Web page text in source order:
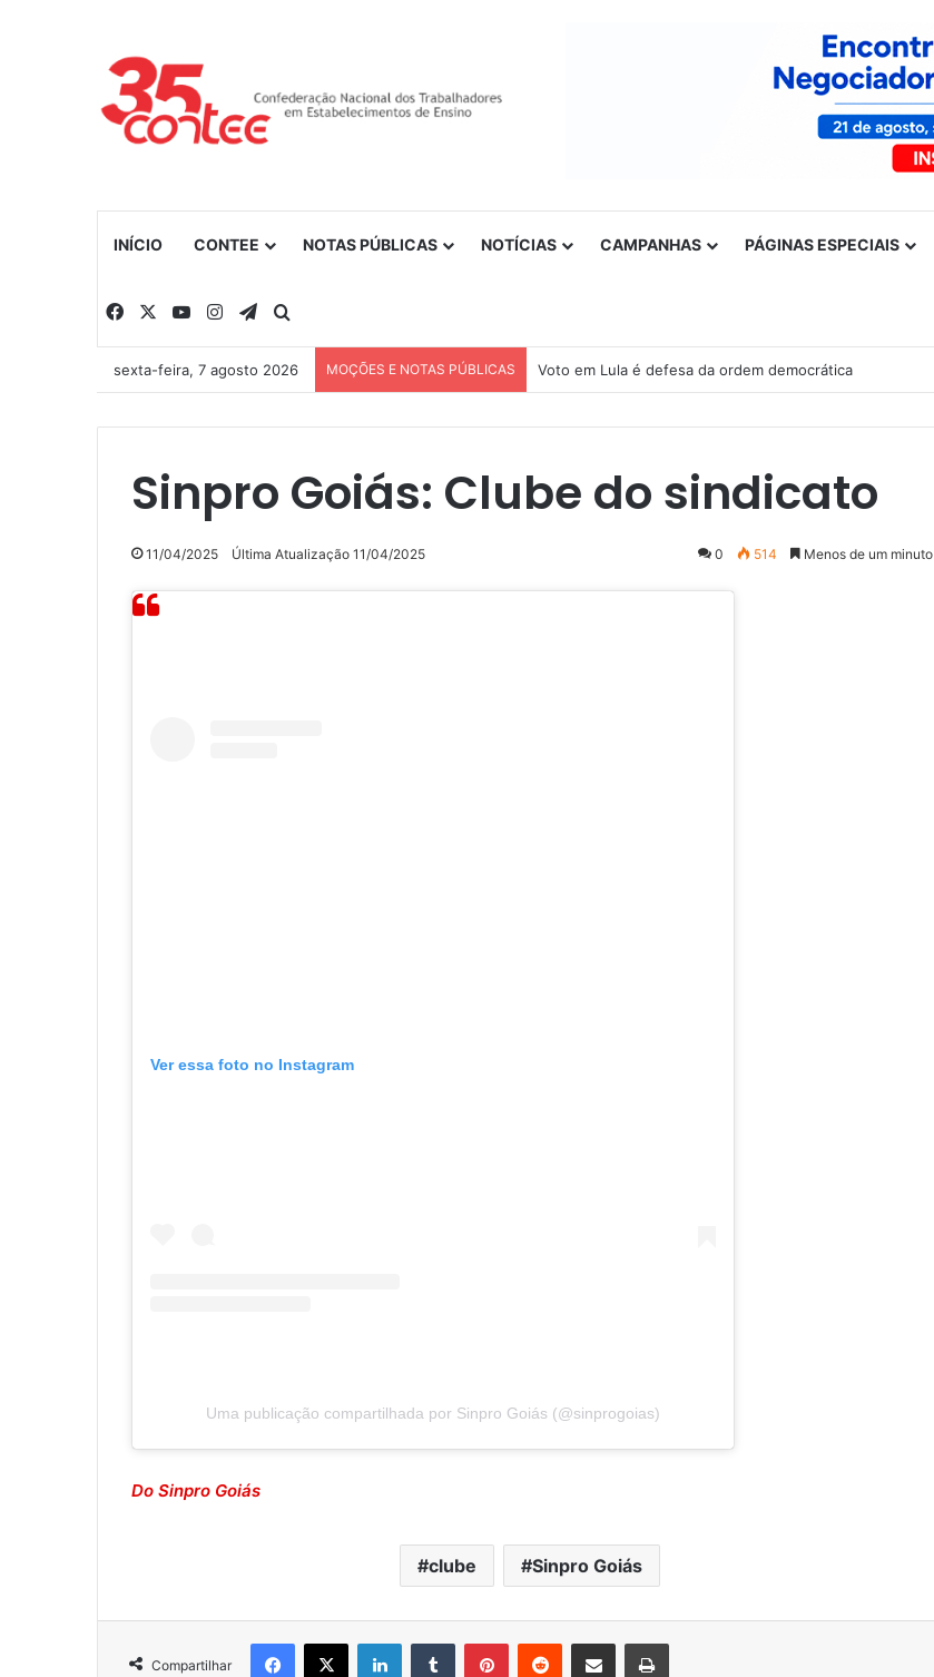
INÍCIO CONTEE NOTAS PÚBLICAS NOTÍCIAS CAMPANHAS PÁGINAS ESPECIAIS
Facebook YouTubeInstagramTelegram
sexta-feira, 7 agosto 2026 MOÇÕES E NOTAS PÚBLICAS Voto em Lula é defesa da ordem democrática
Sinpro Goiás: Clube do sindicato
11/04/2025 Última Atualização 11/04/2025 0 514 Menos de um minuto
Ver essa foto no Instagram
Uma publicação compartilhada por Sinpro Goiás (@sinprogoias)
Do Sinpro Goiás
clube Sinpro Goiás
Compartilhar